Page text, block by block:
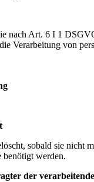
nach Art. 6 I 1
Verarbeitung von
sobald sie nicht
benötigt werden.
der